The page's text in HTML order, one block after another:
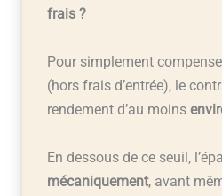
frais ?
Pour simplement
(hors frais d’entrée), le
rendement d’au moins
En dessous de ce seuil,
mécaniquement, avant